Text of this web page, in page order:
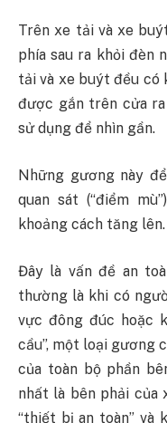
Trên xe tải và xe
phía sau ra khỏi đèn
tải và xe buýt đều có
được gắn trên cửa ra
sử dụng để nhìn gần.
Những gương này
quan sát (“điểm
khoảng cách tăng lên.
Đây là vấn đề an
thường là khi có
vực đông đúc hoặc
cầu”, một loại gương
của toàn bộ phần
nhất là bên phải của
“thiết bị an toàn” và